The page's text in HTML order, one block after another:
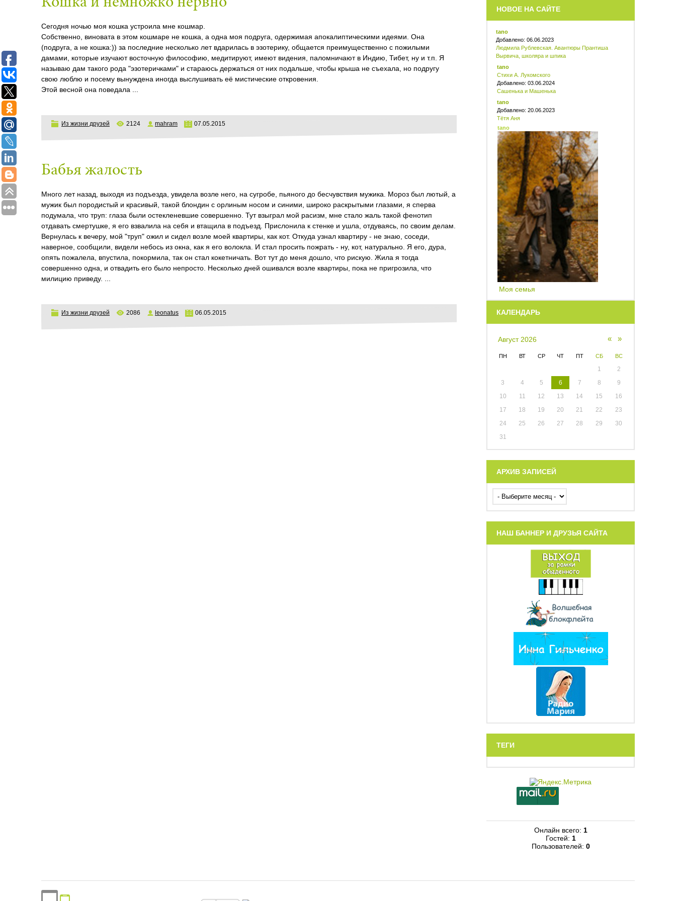
Сегодня ночью моя кошка устроила мне кошмар.
Собственно, виновата в этом кошмаре не кошка, а одна моя подруга, одержимая апокалиптическими идеями. Она
(подруга, а не кошка:)) за последние несколько лет вдарилась в эзотерику, общается преимущественно с пожилыми
дамами, которые изучают восточную философию, медитируют, имеют видения, паломничают в Индию, Тибет, ну и т.п. Я
называю дам такого рода "эзотеричками" и стараюсь держаться от них подальше, чтобы крыша не съехала, но подругу
свою люблю и посему вынуждена иногда выслушивать её мистические откровения.
Этой весной она поведала
Из жизни друзей 2124 mahram 07.05.2015
Бабья жалость
Много лет назад, выходя из подъезда, увидела возле него, на сугробе, пьяного до бесчувствия мужика. Мороз был лютый, а
мужик был породистый и красивый, такой блондин с орлиным носом и синими, широко раскрытыми глазами, я сперва
подумала, что труп: глаза были остекленевшие совершенно. Тут взыграл мой расизм, мне стало жаль такой фенотип
отдавать смертушке, я его взвалила на себя и втащила в подъезд. Прислонила к стенке и ушла, отдуваясь, по своим делам.
Вернулась к вечеру, мой "труп" ожил и сидел возле моей квартиры, как кот. Откуда узнал квартиру - не знаю, соседи,
наверное, сообщили, видели небось из окна, как я его волокла. И стал просить пожрать - ну, кот, натурально. Я его, дура,
опять пожалела, впустила, покормила, так он стал кокетничать. Вот тут до меня дошло, что рискую. Жила я тогда
совершенно одна, и отвадить его было непросто. Несколько дней ошивался возле квартиры, пока не пригрозила, что
милицию приведу.
Из жизни друзей 2086 leonatus 06.05.2015
НОВОЕ НА САЙТЕ
tano
Добавлено: 06.06.2023
Людмила Рублевская. Авантюры Прантиша
Вырвича, школяра и шпика
tano
Стихи А. Лукомского
Добавлено: 03.06.2024
Сашенька и Машенька
tano
Добавлено: 20.06.2023
Тётя Аня
tano
Моя семья
КАЛЕНДАРЬ
«
Август 2026 »
ПН ВТ СР ЧТ ПТ СБ ВС
1
2
3
4 5 6 7 8
9
10
11 12 13 14 15
16
17
18 19 20 21 22
23
24
25 26 27 28 29
30
31
АРХИВ ЗАПИСЕЙ
НАШ БАННЕР И ДРУЗЬЯ САЙТА
ТЕГИ
Онлайн всего: 1
Гостей: 1
Пользователей: 0